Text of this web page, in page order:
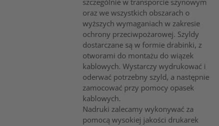
szczególnie w transporcie szynowym
oraz we wszystkich obszarach o
wyższych wymaganiach w zakresie
ochrony przeciwpożarowej. Szyldy
dostarczane są w formie drabinki, z
otworami do montażu do wiązek
kablowych. Wystarczy wydrukować i
oderwać potrzebny szyld, a następnie
zamocować przy pomocy opasek
kablowych.
Nadruki zalecamy wykonywać za
pomocą wysokiej jakości drukarek